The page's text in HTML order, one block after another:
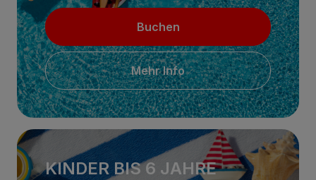
Buchen
Mehr Info
KINDER BIS 6 JAHRE